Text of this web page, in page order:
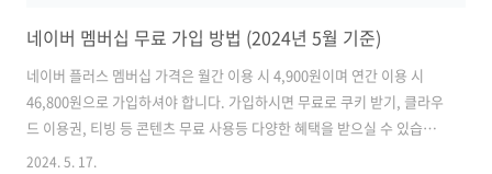
네이버 멤버십 무료 가입 방법 (2024년 5월 기준)
네이버 플러스 멤버십 가격은 월간 이용 시 4,900원이며 연간 이용 시
46,800원으로 가입하셔야 합니다. 가입하시면 무료로 쿠키 받기, 클라우
드 이용권, 티빙 등 콘텐츠 무료 사용등 다양한 혜택을 받으실 수 있습니
다. 보통은 이용권을 구매해서 멤버십 이용을 할 수 있지만 무료로 사용
2024. 5. 17.